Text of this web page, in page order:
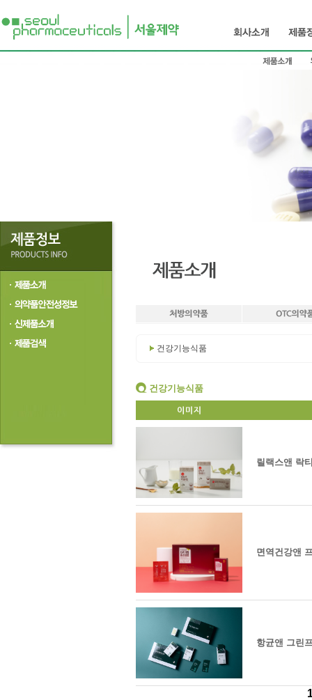
건강기능식품
건강기능식품
릴랙스앤 락
면역건강앤
항균앤 그린